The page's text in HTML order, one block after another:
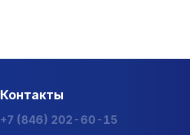
Контакты
+7 (846) 202-60-15